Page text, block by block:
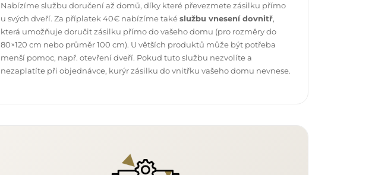
Nabízíme službu doručení až domů, díky které převezmete zásilku přímo
u svých dveří. Za příplatek 40€ nabízíme takéslužbu vnesení dovnitř,
která umožňuje doručit zásilku přímo do vašeho domu (pro rozměry do
80×120 cm nebo průměr 100 cm). U větších produktů může být potřeba
menší pomoc, např. otevření dveří. Pokud tuto službu nezvolíte a
nezaplatíte při objednávce, kurýr zásilku do vnitřku vašeho domu nevnese.